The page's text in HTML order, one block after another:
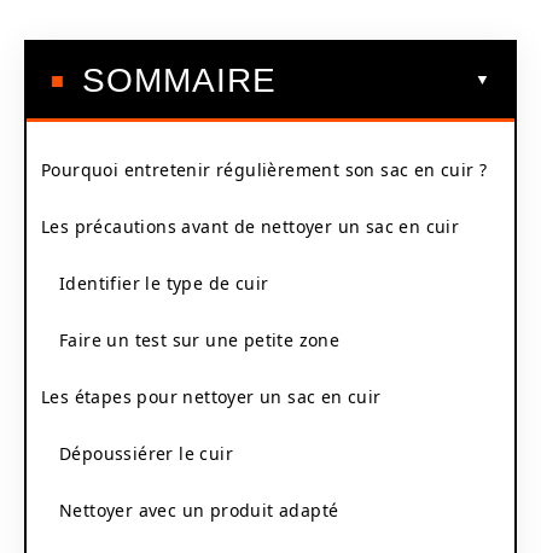
SOMMAIRE
Pourquoi entretenir régulièrement son sac en cuir ?
Les précautions avant de nettoyer un sac en cuir
Identifier le type de cuir
Faire un test sur une petite zone
Les étapes pour nettoyer un sac en cuir
Dépoussiérer le cuir
Nettoyer avec un produit adapté